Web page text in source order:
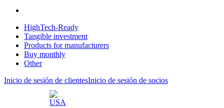
HighTech-Ready
Tangible investment
Products for manufacturers
Buy monthly
Other
Inicio de sesión de clientesInicio de sesión de socios